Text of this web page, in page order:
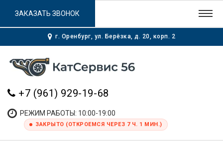
г. Оренбург, ул. Берёзка, д. 20, корп. 2
+7 (961) 929-19-68
РЕЖИМ РАБОТЫ: 10:00-19:00
ЗАКРЫТО (ОТКРОЕМСЯ ЧЕРЕЗ 7 Ч. 1 МИН.)
ЗАКАЗАТЬ ЗВОНОК